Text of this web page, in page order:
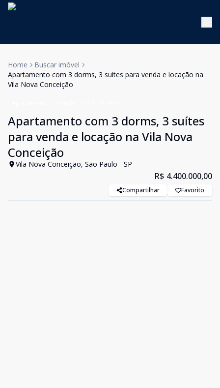
Home
Buscar imóvel
Apartamento com 3 dorms, 3 suítes para venda e locação na
Vila Nova Conceição
Apartamento com 3 dorms, 3 suítes
para venda e locação na Vila Nova
Conceição
Vila Nova Conceição, São Paulo - SP
R$ 4.400.000,00
Compartilhar Favorito